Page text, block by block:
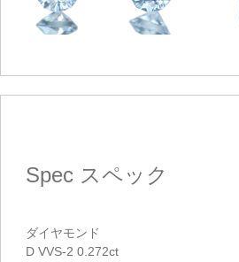
Spec スペック
ダイヤモンド
D VVS-2 0.272ct